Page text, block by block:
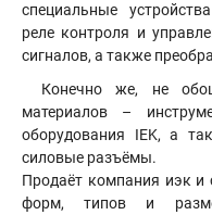
специальные
реле контроля и
сигналов, а также
Конечно же, не
материалов –
оборудования IEK, а
силовые разъёмы.
Продаёт компания иэк и
форм, типов и